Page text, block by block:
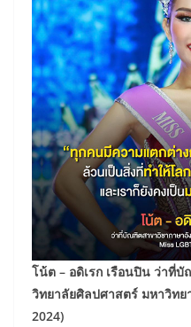
โน้ต – อดิเรก เรือนปิน ว่าที่
วิทยาลัยศิลปศาสตร์ มหาวิทย
2024)